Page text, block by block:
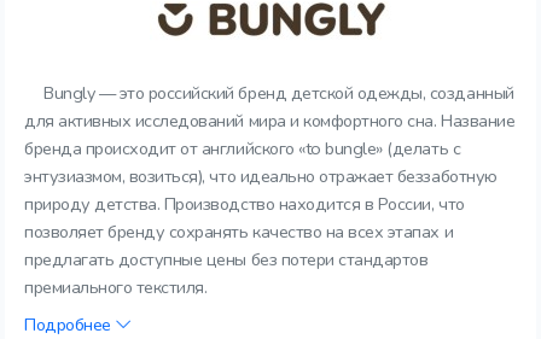
Bungly — это российский бренд детской одежды, созданный
для активных исследований мира и комфортного сна. Название
бренда происходит от английского «to bungle» (делать с
энтузиазмом, возиться), что идеально отражает беззаботную
природу детства. Производство находится в России, что
позволяет бренду сохранять качество на всех этапах и
предлагать доступные цены без потери стандартов
премиального текстиля.
Подробнее